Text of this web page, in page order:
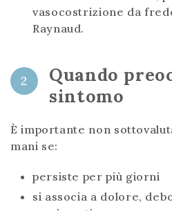
vasocostrizione da
Raynaud.
2
Quando
sintomo
È importante non
mani se:
persiste per più giorni
si associa a dolore,